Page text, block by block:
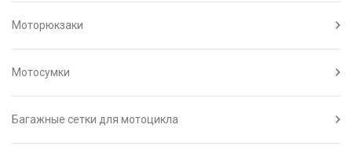
Моторюкзаки
Мотосумки
Багажные сетки для мотоцикла